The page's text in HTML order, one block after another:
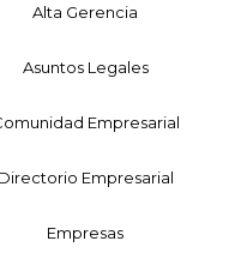
Alta Gerencia
Asuntos Legales
Empresarial
Directorio Empresarial
Empresas